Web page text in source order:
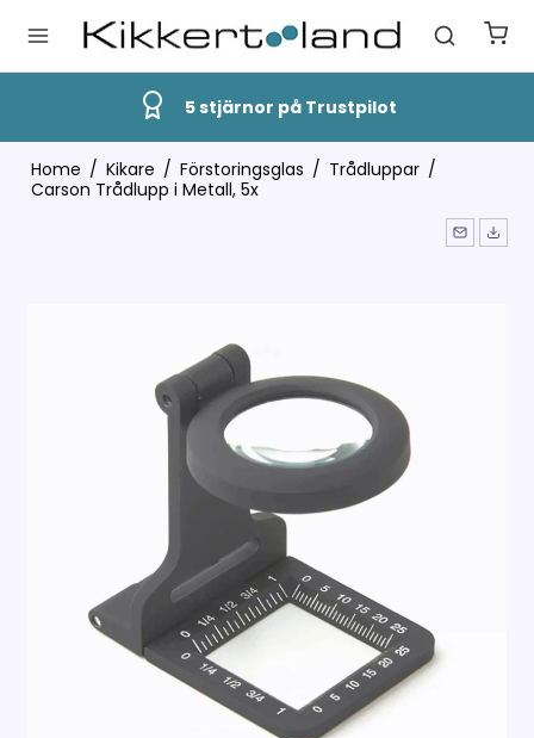
5 stjärnor på Trustpilot
Home / Kikare / Förstoringsglas / Trådluppar /
Carson Trådlupp i Metall, 5x